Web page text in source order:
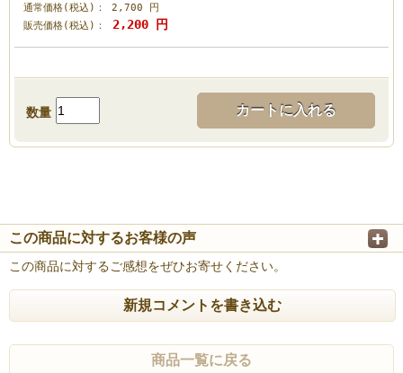
通常価格(税込)： 2,700 円
販売価格(税込)：
2,200 円
数量 カートに入れる
この商品に対するお客様の声
この商品に対するご感想をぜひお寄せください。
新規コメントを書き込む
商品一覧に戻る